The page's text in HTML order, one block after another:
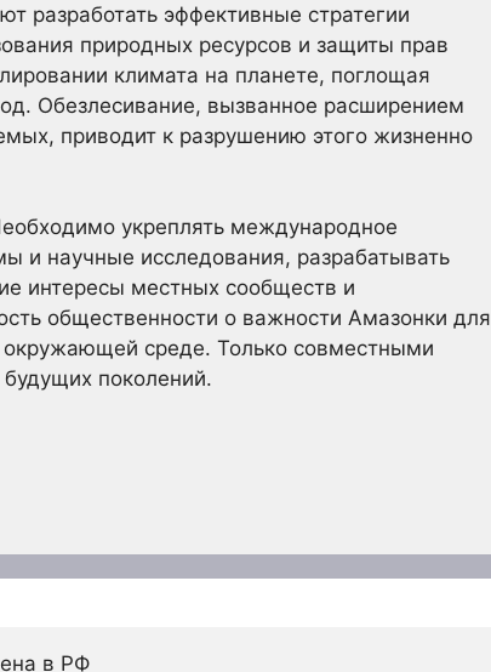
разработать эффективные стратегии
природных ресурсов и защиты прав
климата на планете, поглощая
Обезлесивание, вызванное расширением
приводит к разрушению этого жизненно
укреплять международное
и научные исследования, разрабатывать
интересы местных сообществ и
общественности о важности Амазонки для
среде. Только совместными
поколений.
в РФ